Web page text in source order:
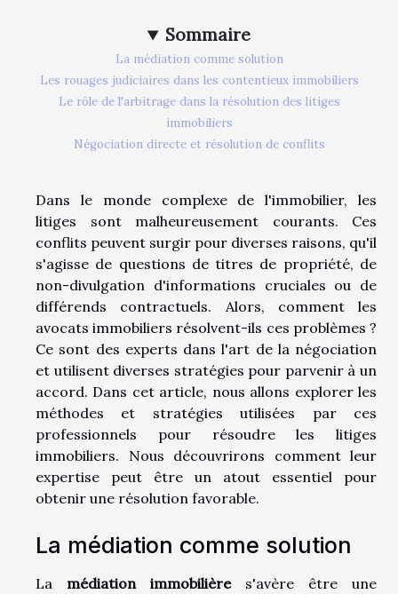
Sommaire
La médiation comme solution
Les rouages judiciaires dans les contentieux immobiliers
Le rôle de l'arbitrage dans la résolution des litiges
immobiliers
Négociation directe et résolution de conflits
Dans le monde complexe de l'immobilier, les
litiges sont malheureusement courants. Ces
conflits peuvent surgir pour diverses raisons, qu'il
s'agisse de questions de titres de propriété, de
non-divulgation d'informations cruciales ou de
différends contractuels. Alors, comment les
avocats immobiliers résolvent-ils ces problèmes ?
Ce sont des experts dans l'art de la négociation
et utilisent diverses stratégies pour parvenir à un
accord. Dans cet article, nous allons explorer les
méthodes et stratégies utilisées par ces
professionnels pour résoudre les litiges
immobiliers. Nous découvrirons comment leur
expertise peut être un atout essentiel pour
obtenir une résolution favorable.
La médiation comme solution
La médiation immobilières'avère être une